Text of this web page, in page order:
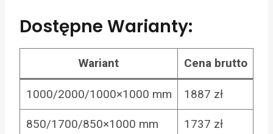
Dostępne Warianty:
Wariant Cena brutto
1000/2000/1000×1000 mm 1887 zł
850/1700/850×1000 mm 1737 zł